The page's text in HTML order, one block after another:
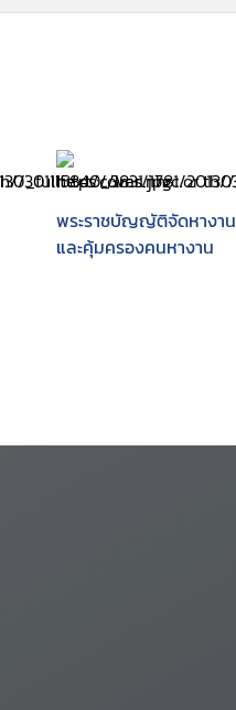
พระราชบัญญัติจัดหางาน
และคุ้มครองคนหางาน